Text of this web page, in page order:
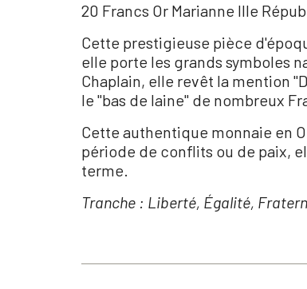
20 Francs Or Marianne IIIe
Cette prestigieuse pièce
elle porte les grands symboles
Chaplain, elle revêt la mention
le "bas de laine" de nombreux
Cette authentique monnaie en
période de conflits ou de paix,
terme.
Tranche : Liberté, Égalité,